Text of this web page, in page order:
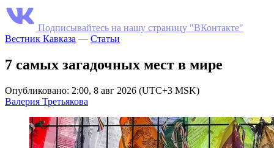
Подписывайтесь на нашу страницу "ВКонтакте"
Вестник Кавказа — Статьи
7 самых загадочных мест в мире
Опубликовано: 2:00, 8 авг 2026 (UTC+3 MSK)
Валерия Третьякова